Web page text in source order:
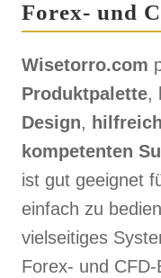
Forex- und
Wisetorro.com
Produktpalette,
Design,
kompetenten
ist gut geeignet
einfach zu
vielseitiges
Forex- und